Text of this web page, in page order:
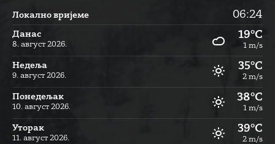
Локално вријеме 06:24
Данас
8. август 2026.
19°C
1 m/s
Недеља
9. август 2026.
35°C
2 m/s
Понедељак
10. август 2026.
38°C
1 m/s
Уторак
11. август 2026.
39°C
2 m/s